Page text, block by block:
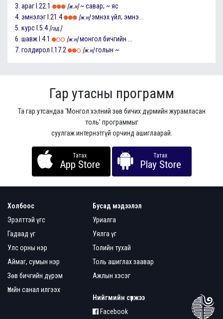
3. араг I.22.1 [ж.н] ~ савар; ~ яс
4. эмнэлэг I.21.4 [ж.н] эмнэх үйл; эмнэ...
5. курс I.5.4 [гад.]
6. шавж I.4.1 [ж.н] монгол бичгийн ...
7. голдирол I.17.2 [ж.н] голын ~
Гар утасны программ
Та гар утсандаа ‘Монгол хэлний зөв бичих дүрмийн журамласан
толь’ программыг
суулгаж интернэтгүй орчинд ашиглаарай.
Татах
App Store
Татах
Play Store
Холбоос
Эрэлттэй үгс
Гадаад үг
Улс орны нэр
Аймаг, сумын нэр
Зөв бичгийн дүрэм
Үгийн санал илгээх
Бусад мэдээлэл
Уриалга
Уялга үг
Толийн тухай
Толь ашиглах заавар
Ажлын хэсэг
Нийгмийн сүлжээ
Facebook